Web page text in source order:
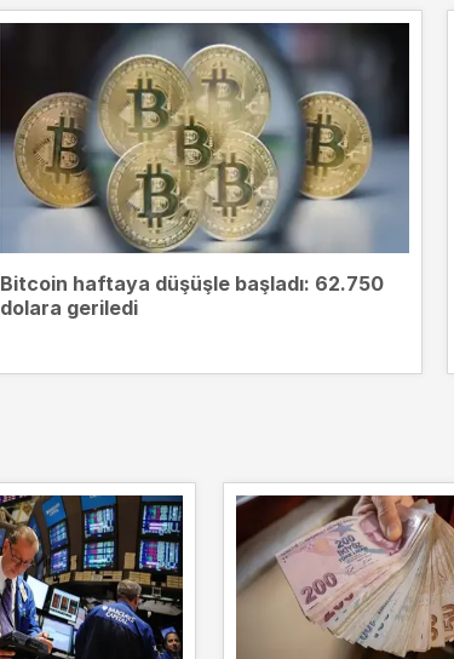
Bitcoin haftaya düşüşle başladı: 62.750
dolara geriledi